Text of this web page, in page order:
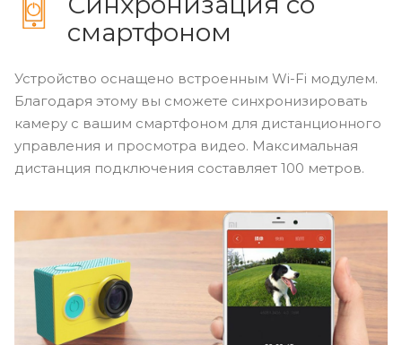
смартфоном
Устройство оснащено встроенным Wi-Fi модулем.
Благодаря этому вы сможете синхронизировать
камеру с вашим смартфоном для дистанционного
управления и просмотра видео. Максимальная
дистанция подключения составляет 100 метров.